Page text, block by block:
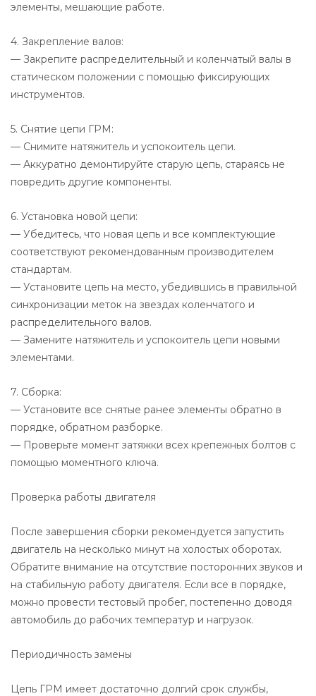
элементы, мешающие работе.
4. Закрепление валов:
— Закрепите распределительный и коленчатый валы в
статическом положении с помощью фиксирующих
инструментов.
5. Снятие цепи ГРМ:
— Снимите натяжитель и успокоитель цепи.
— Аккуратно демонтируйте старую цепь, стараясь не
повредить другие компоненты.
6. Установка новой цепи:
— Убедитесь, что новая цепь и все комплектующие
соответствуют рекомендованным производителем
стандартам.
— Установите цепь на место, убедившись в правильной
синхронизации меток на звездах коленчатого и
распределительного валов.
— Замените натяжитель и успокоитель цепи новыми
элементами.
7. Сборка:
— Установите все снятые ранее элементы обратно в
порядке, обратном разборке.
— Проверьте момент затяжки всех крепежных болтов с
помощью моментного ключа.
Проверка работы двигателя
После завершения сборки рекомендуется запустить
двигатель на несколько минут на холостых оборотах.
Обратите внимание на отсутствие посторонних звуков и
на стабильную работу двигателя. Если все в порядке,
можно провести тестовый пробег, постепенно доводя
автомобиль до рабочих температур и нагрузок.
Периодичность замены
Цепь ГРМ имеет достаточно долгий срок службы,